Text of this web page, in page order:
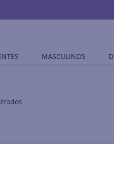
MASCULINOS
Nenhum produto